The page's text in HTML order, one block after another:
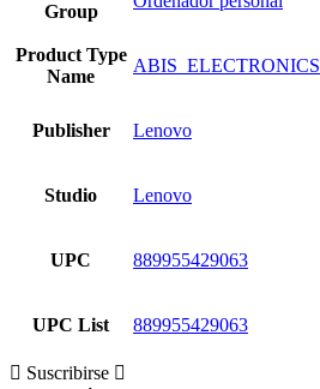
Group
Product Type
Name
ABIS_ELECTRONICS
Publisher Lenovo
Studio Lenovo
UPC 889955429063
UPC List 889955429063
Suscribirse